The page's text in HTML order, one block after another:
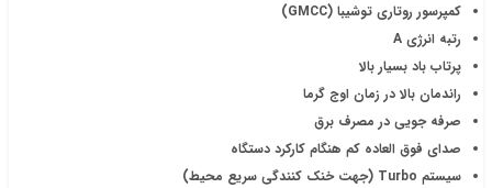
کمپرسور روتاری توشیبا (GMCC)
رتبه انرژی A
پرتاب باد بسیار بالا
راندمان بالا در زمان اوج گرما
صرفه جویی در مصرف برق
صدای فوق العاده کم هنگام کارکرد دستگاه
سیستم Turbo (جهت خنک کنندگی سریع محیط)